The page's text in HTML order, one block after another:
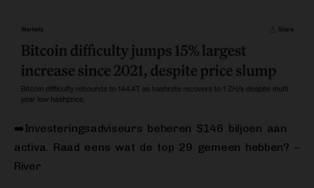
➡️Investeringsadviseurs beheren $146 biljoen aan
activa. Raad eens wat de top 29 gemeen hebben? –
River